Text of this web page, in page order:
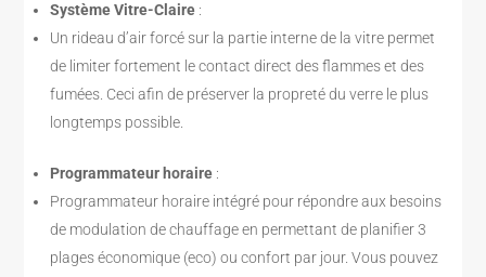
Système Vitre-Claire :
Un rideau d’air forcé sur la partie interne de la vitre permet
de limiter fortement le contact direct des flammes et des
fumées. Ceci afin de préserver la propreté du verre le plus
longtemps possible.
Programmateur horaire :
Programmateur horaire intégré pour répondre aux besoins
de modulation de chauffage en permettant de planifier 3
plages économique (eco) ou confort par jour. Vous pouvez